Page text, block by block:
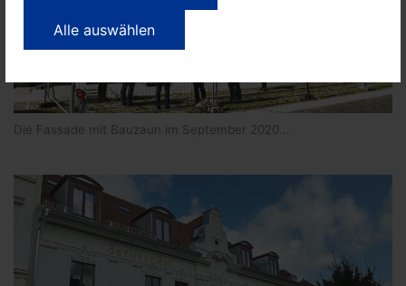
Alle auswählen
Die Fassade mit Bauzaun im September 2020...